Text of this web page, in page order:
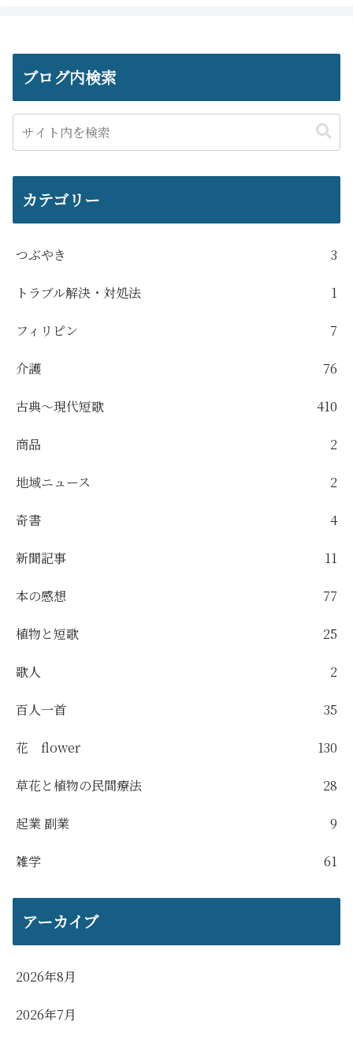
ブログ内検索
カテゴリー
つぶやき 3
トラブル解決・対処法 1
フィリピン 7
介護 76
古典～現代短歌 410
商品 2
地域ニュース 2
奇書 4
新聞記事 11
本の感想 77
植物と短歌 25
歌人 2
百人一首 35
花 flower 130
草花と植物の民間療法 28
起業 副業 9
雑学 61
アーカイブ
2026年8月
2026年7月